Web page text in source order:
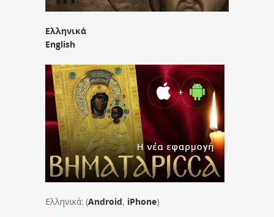
Ελληνικά
English
Ελληνικά: (Android, iPhone)